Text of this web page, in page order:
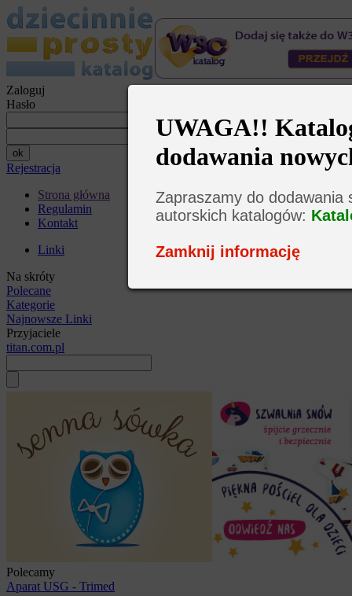
UWAGA!!
dodawania
Zapraszamy do dodawania
autorskich katalogów:
Zamknij informację
Zaloguj
Hasło
Rejestracja
Strona główna
Regulamin
Kontakt
Linki
Na skróty
Polecane
Kategorie
Najnowsze Linki
Przyjaciele
titan.com.pl
Polecamy
Aparat USG - Trimed